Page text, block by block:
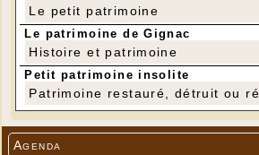
Agenda
Le petit patrimoine
Le patrimoine de Gignac
Histoire et patrimoine
Petit patrimoine insolite
Patrimoine restauré, détruit ou